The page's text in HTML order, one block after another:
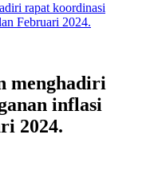
rapat koordinasi
Februari 2024.
menghadiri
inflasi
2024.